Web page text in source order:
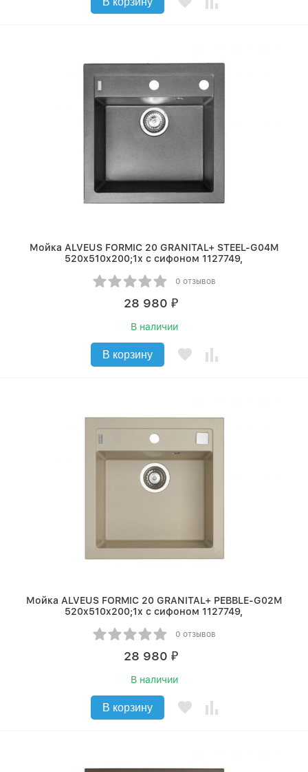
Мойка ALVEUS FORMIC 20 GRANITAL+ STEEL-G04M
520x510x200;1x с сифоном 1127749,
0 отзывов
28 980 ₽
В наличии
В корзину
Мойка ALVEUS FORMIC 20 GRANITAL+ PEBBLE-G02M
520x510x200;1x с сифоном 1127749,
0 отзывов
28 980 ₽
В наличии
В корзину